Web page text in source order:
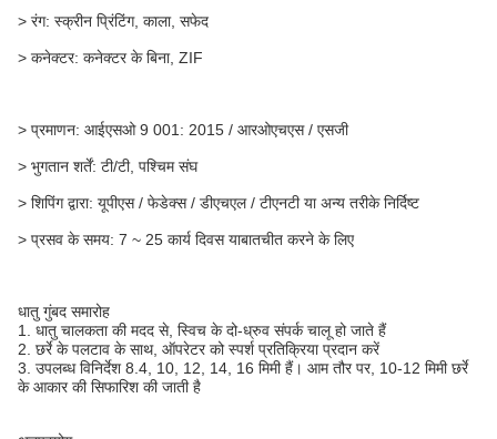
> रंग: स्क्रीन प्रिंटिंग, काला, सफेद
> कनेक्टर: कनेक्टर के बिना, ZIF
> प्रमाणन: आईएसओ 9 001: 2015 / आरओएचएस / एसजी
> भुगतान शर्तें: टी/टी, पश्चिम संघ
> शिपिंग द्वारा: यूपीएस / फेडेक्स / डीएचएल / टीएनटी या अन्य तरीके निर्दिष्ट
> प्रसव के समय: 7 ~ 25 कार्य दिवस याबातचीत करने के लिए
धातु गुंबद समारोह
1. धातु चालकता की मदद से, स्विच के दो-ध्रुव संपर्क चालू हो जाते हैं
2. छर्रे के पलटाव के साथ, ऑपरेटर को स्पर्श प्रतिक्रिया प्रदान करें
3. उपलब्ध विनिर्देश 8.4, 10, 12, 14, 16 मिमी हैं। आम तौर पर, 10-12 मिमी छर्रे
के आकार की सिफारिश की जाती है